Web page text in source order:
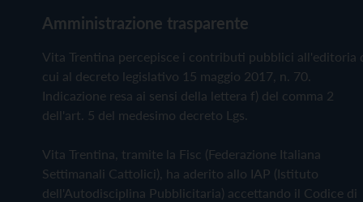
Amministrazione trasparente
Vita Trentina percepisce i contributi pubblici all'editoria
cui al decreto legislativo 15 maggio 2017, n. 70.
Indicazione resa ai sensi della lettera f) del comma 2
dell'art. 5 del medesimo decreto Lgs.
Vita Trentina, tramite la Fisc (Federazione Italiana
Settimanali Cattolici), ha aderito allo IAP (Istituto
dell'Autodisciplina Pubblicitaria) accettando il Codice di